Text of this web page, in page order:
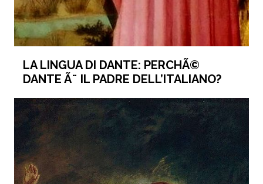
LA LINGUA DI DANTE: PERCHÃ©
DANTE Ã¨ IL PADRE DELL’ITALIANO?